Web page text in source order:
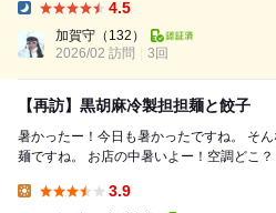
い、餃子だけでも勝負できる餃子である。 宇都宮や福島のような戦い方
もできる店と言えよう。 ...
4.5
加賀守 （132）
2026/02 訪問
3回
【再訪】黒胡麻冷製担担麺と餃子
暑かったー！今日も暑かったですね。 そんな暑い日には冷製黒胡麻担担
麺ですね。 お店の中暑いよー！空調どこ？！暑いよー(>_<)歩いて来たか
3.9